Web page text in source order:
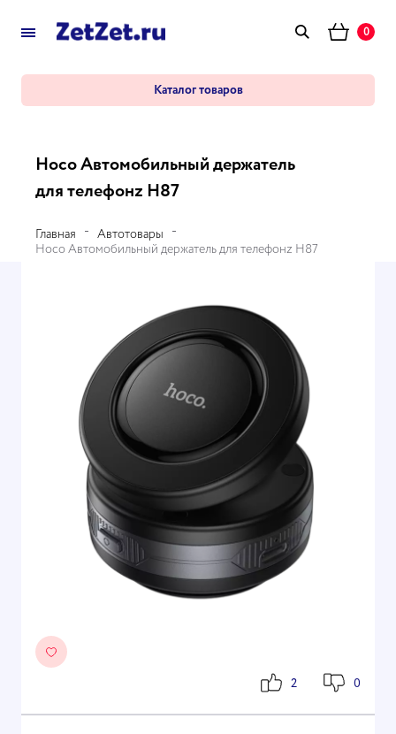
0
Каталог товаров
Hoco Автомобильный держатель
для телефонz H87
Главная
Автотовары
Hoco Автомобильный держатель для телефонz H87
2 0